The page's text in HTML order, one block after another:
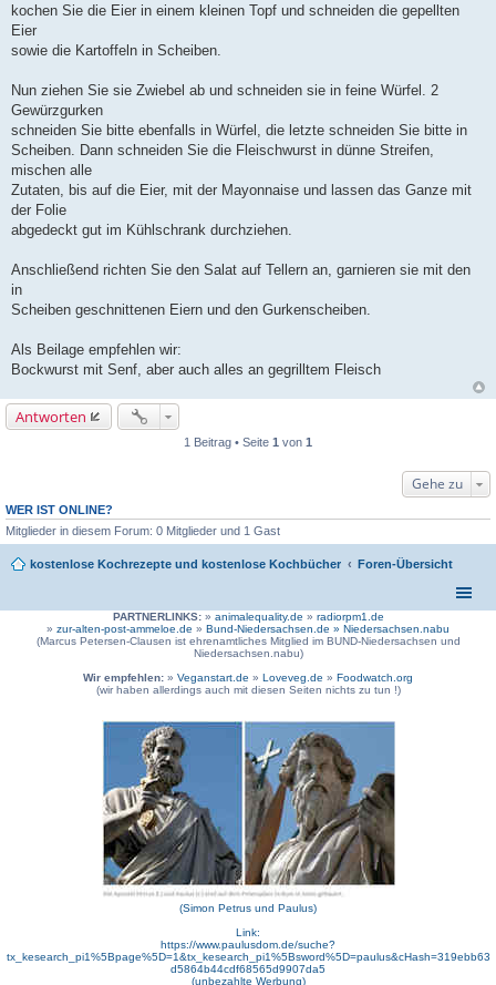
kochen Sie die Eier in einem kleinen Topf und schneiden die gepellten
Eier
sowie die Kartoffeln in Scheiben.
Nun ziehen Sie sie Zwiebel ab und schneiden sie in feine Würfel. 2
Gewürzgurken
schneiden Sie bitte ebenfalls in Würfel, die letzte schneiden Sie bitte in
Scheiben. Dann schneiden Sie die Fleischwurst in dünne Streifen,
mischen alle
Zutaten, bis auf die Eier, mit der Mayonnaise und lassen das Ganze mit
der Folie
abgedeckt gut im Kühlschrank durchziehen.
Anschließend richten Sie den Salat auf Tellern an, garnieren sie mit den
in
Scheiben geschnittenen Eiern und den Gurkenscheiben.
Als Beilage empfehlen wir:
Bockwurst mit Senf, aber auch alles an gegrilltem Fleisch
Antworten
1 Beitrag • Seite 1 von 1
Gehe zu
WER IST ONLINE?
Mitglieder in diesem Forum: 0 Mitglieder und 1 Gast
kostenlose Kochrezepte und kostenlose Kochbücher Foren-Übersicht
PARTNERLINKS:» animalequality.de » radiorpm1.de
» zur-alten-post-ammeloe.de » Bund-Niedersachsen.de » Niedersachsen.nabu
(Marcus Petersen-Clausen ist ehrenamtliches Mitglied im BUND-Niedersachsen und
Niedersachsen.nabu)
Wir empfehlen: » Veganstart.de » Loveveg.de » Foodwatch.org
(wir haben allerdings auch mit diesen Seiten nichts zu tun !)
(Simon Petrus und Paulus)
Link:
https://www.paulusdom.de/suche?
tx_kesearch_pi1%5Bpage%5D=1&tx_kesearch_pi1%5Bsword%5D=paulus&cHash=319ebb63
d5864b44cdf68565d9907da5
(unbezahlte Werbung)